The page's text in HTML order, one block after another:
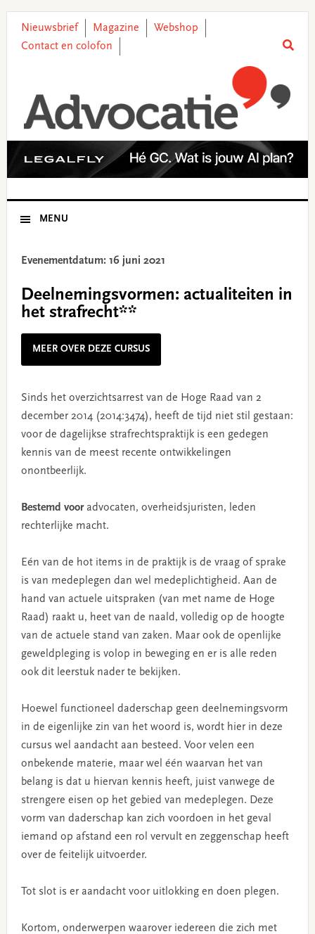
primary
main
primary
footer
Nieuwsbrief Magazine
Webshop
Contact en colofon
MENU
Evenementdatum: 16 juni 2021
Deelnemingsvormen: actualiteiten in
het strafrecht**
MEER OVER DEZE CURSUS
Sinds het overzichtsarrest van de Hoge Raad van 2
december 2014 (2014:3474), heeft de tijd niet stil gestaan:
voor de dagelijkse strafrechtspraktijk is een gedegen
kennis van de meest recente ontwikkelingen
onontbeerlijk.
Bestemd voor advocaten, overheidsjuristen, leden
rechterlijke macht.
Eén van de hot items in de praktijk is de vraag of sprake
is van medeplegen dan wel medeplichtigheid. Aan de
hand van actuele uitspraken (van met name de Hoge
Raad) raakt u, heet van de naald, volledig op de hoogte
van de actuele stand van zaken. Maar ook de openlijke
geweldpleging is volop in beweging en er is alle reden
ook dit leerstuk nader te bekijken.
Hoewel functioneel daderschap geen deelnemingsvorm
in de eigenlijke zin van het woord is, wordt hier in deze
cursus wel aandacht aan besteed. Voor velen een
onbekende materie, maar wel één waarvan het van
belang is dat u hiervan kennis heeft, juist vanwege de
strengere eisen op het gebied van medeplegen. Deze
vorm van daderschap kan zich voordoen in het geval
iemand op afstand een rol vervult en zeggenschap heeft
over de feitelijk uitvoerder.
Tot slot is er aandacht voor uitlokking en doen plegen.
Kortom, onderwerpen waarover iedereen die zich met